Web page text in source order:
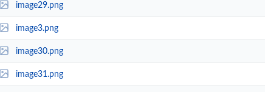
image29.png
image3.png
image30.png
image31.png